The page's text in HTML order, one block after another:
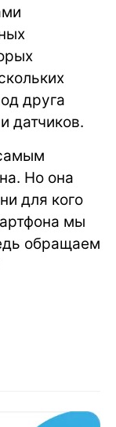
друга
датчиков.
Но она
для кого
мы
обращаем